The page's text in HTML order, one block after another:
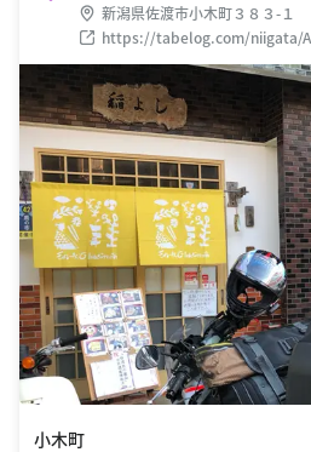
新潟県佐渡市小木町３８３-１
https://tabelog.com/niigata/
小木町